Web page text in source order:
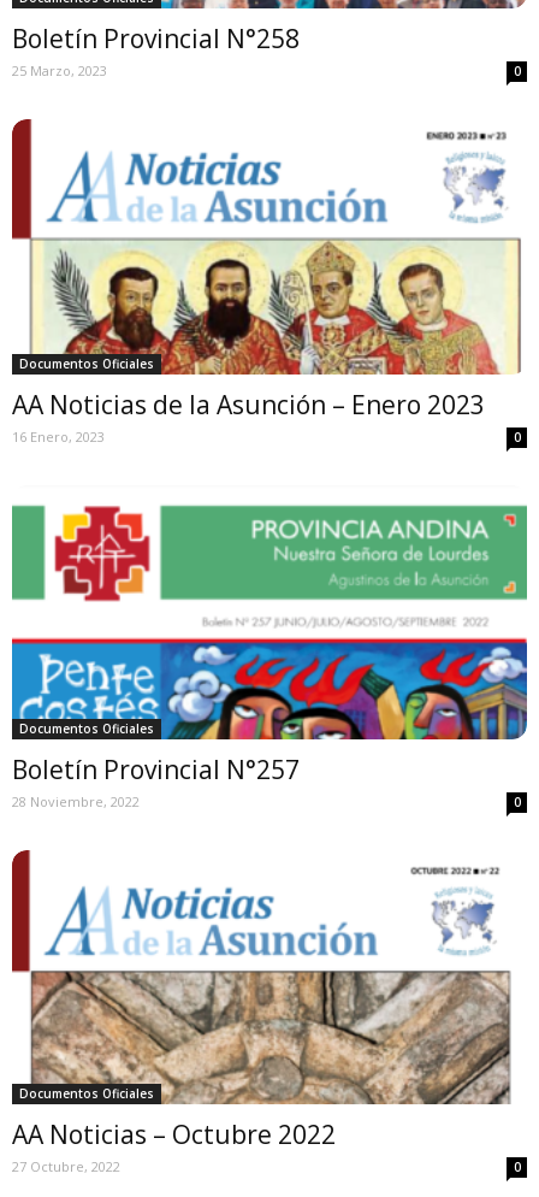
Boletín Provincial N°258
25 Marzo, 2023 0
Documentos Oficiales
AA Noticias de la Asunción – Enero 2023
16 Enero, 2023 0
Documentos Oficiales
Boletín Provincial N°257
28 Noviembre, 2022 0
Documentos Oficiales
AA Noticias – Octubre 2022
27 Octubre, 2022 0